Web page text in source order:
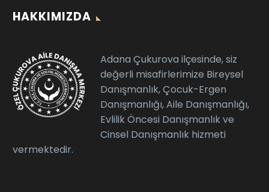
HAKKIMIZDA
Adana Çukurova ilçesinde, siz
değerli misafirlerimize Bireysel
Danışmanlık, Çocuk-Ergen
Danışmanlığı, Aile Danışmanlığı,
Evlilik Öncesi Danışmanlık ve
Cinsel Danışmanlık hizmeti
vermektedir.